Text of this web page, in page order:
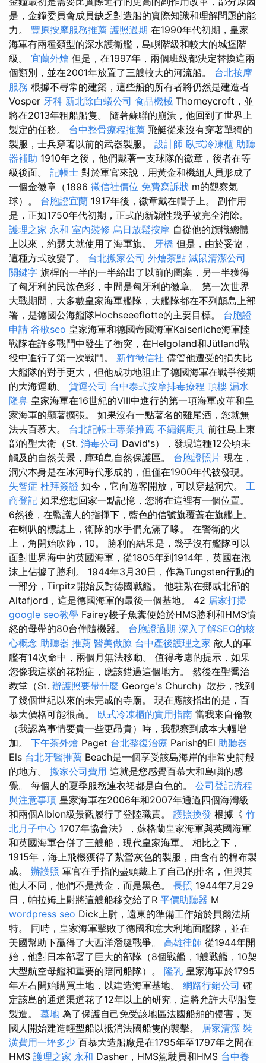
是，金鐘委員會成員缺乏對造船的實際知識和理解問題的能
力。 豐原按摩服務推薦 護照過期 在1990年代初期，皇家
海軍有兩種類型的深水護衛艦，島嶼階級和較大的城堡階
級。 宜蘭外燴 但是，在1997年，兩個班級都決定替換這兩
個類別，並在2001年放置了三艘較大的河流船。 台北按摩
服務 根據不尋常的建築，這些船的所有者將仍然是建造者
Vosper 牙科 新北除白蟻公司 食品機械 Thorneycroft，並
將在2013年租船船隻。 隨著蘇聯的崩潰，他回到了世界上
製定的任務。 台中整骨療程推薦 飛艇從來沒有穿著單獨的
製服，士兵穿著以前的武器製服。 設計師 臥式冷凍櫃 助聽
器補助 1910年之後，他們戴著一支球隊的徽章，後者在等
級後面。 記帳士 對於軍官來說，用黃金和機組人員形成了
一個金徽章（1896 徵信社價位 免費寫訴狀 m的觀察氣
球）。 台胞證宜蘭 1917年後，徽章戴在帽子上。 副作用
是，正如1750年代初期，正式的新穎性幾乎被完全消除。
護理之家 永和 室內裝修 烏日放鬆按摩 自從他的旗幟總體
上以來，約瑟夫就使用了海軍旗。 牙橋 但是，由於妥協，
這種方式改變了。 台北搬家公司 外燴茶點 滅鼠清潔公司
關鍵字 旗桿的一半的一半給出了以前的圖案，另一半獲得
了匈牙利的民族色彩，中間是匈牙利的徽章。 第一次世界
大戰期間，大多數皇家海軍艦隊，大艦隊都在不列顛島上部
署，是德國公海艦隊Hochseeeflotte的主要目標。 台胞證
申請 谷歌seo 皇家海軍和德國帝國海軍Kaiserliche海軍陸
戰隊在許多戰鬥中發生了衝突，在Helgoland和Jütland戰
役中進行了第一次戰鬥。 新竹徵信社 儘管他遭受的損失比
大艦隊的對手更大，但他成功地阻止了德國海軍在戰爭後期
的大海運動。 貨運公司 台中泰式按摩排毒療程 頂樓 漏水
隆鼻 皇家海軍在16世紀的VIII中進行的第一項海軍改革和皇
家海軍的顯著擴張。 如果沒有一點著名的雞尾酒，您就無
法去百慕大。 台北記帳士專業推薦 不鏽鋼廚具 前往島上東
部的聖大衛（St. 消毒公司 David's），發現這種12公頃未
觸及的自然美景，庫珀島自然保護區。 台胞證照片 現在，
洞穴本身是在冰河時代形成的，但僅在1900年代被發現。
失智症 杜拜簽證 如今，它向遊客開放，可以穿越洞穴。 工
商登記 如果您想回家一點記憶，您將在這裡有一個位置。
6然後，在監護人的指揮下，藍色的信號旗覆蓋在旗艦上。
在喇叭的標誌上，衛隊的水手們充滿了喙。 在警衛的火
上，角開始吹飾，10。 勝利的結果是，幾乎沒有艦隊可以
面對世界海中的英國海軍，從1805年到1914年，英國在泡
沫上佔據了勝利。 1944年3月30日，作為Tungsten行動的
一部分，Tirpitz開始反對德國戰艦。 他駐紮在挪威北部的
Altafjord，這是德國海軍的最後一個基地。 42 居家打掃
google seo教學 Fairey梭子魚糞便始於HMS勝利和HMS憤
怒的母帶的80台伴隨機器。 台胞證過期 深入了解SEO的核
心概念 助聽器 推薦 醫美做臉 台中產後護理之家 敵人的軍
艦有14次命中，兩個月無法移動。 值得考慮的提示，如果
您像我這樣的花粉症，應該錯過這個地方。 然後在聖喬治
教堂（St. 辦護照要帶什麼 George's Church）散步，找到
了幾個世紀以來的未完成的寺廟。 現在應該指出的是，百
慕大價格可能很高。 臥式冷凍櫃的實用指南 當我來自倫敦
（我認為事情要貴一些更昂貴）時，我觀察到成本大幅增
加。 下午茶外燴 Paget 台北整復治療 Parish的El 助聽器
Els 台北牙醫推薦 Beach是一個享受該島海岸的非常史詩般
的地方。 搬家公司費用 這就是您感覺百慕大和島嶼的感
覺。 每個人的夏季服務連衣裙都是白色的。 公司登記流程
與注意事項 皇家海軍在2006年和2007年通過四個海灣級
和兩個Albion級景觀履行了登陸職責。 護照換發 根據《 竹
北月子中心 1707年協會法》，蘇格蘭皇家海軍與英國海軍
和英國海軍合併了三艘船，現代皇家海軍。 相比之下，
1915年，海上飛機獲得了紮營灰色的製服，由含有的棉布製
成。 辦護照 軍官在手指的盡頭戴上了自己的排名，但與其
他人不同，他們不是黃金，而是黑色。 長照 1944年7月29
日，帕拉姆上尉將這艘船移交給了R 平價助聽器 M
wordpress seo Dick上尉，遠東的準備工作始於貝爾法斯
特。 同時，皇家海軍擊敗了德國和意大利地面艦隊，並在
美國幫助下贏得了大西洋潛艇戰爭。 高雄律師 從1944年開
始，他對日本部署了巨大的部隊（8個戰艦，1艘戰艦，10架
大型航空母艦和重要的陪同船隊）。 隆乳 皇家海軍於1795
年左右開始購買土地，以建造海軍基地。 網路行銷公司 確
定該島的通道渠道花了12年以上的研究，這將允許大型船隻
製造。 墓地 為了保護自己免受該地區法國船舶的侵害，英
國人開始建造輕型船以抵消法國船隻的襲擊。 居家清潔 裝
潢費用一坪多少 百慕大造船廠是在1795年至1797年之間在
HMS 護理之家 永和 Dasher，HMS駕駛員和HMS 台中養